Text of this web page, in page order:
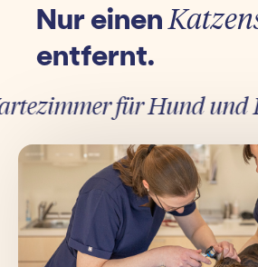
Nur einen
entfernt.
für Hund und